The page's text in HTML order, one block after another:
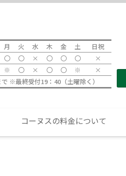
月 火 水 木 金 土
日祝
〇 〇 × 〇 〇 〇
×
※ 〇 × 〇 〇 ※
×
※最終受付19：40（土曜除く）
コーヌスの料金について